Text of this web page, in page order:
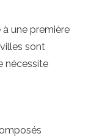
une première
sont
nécessite